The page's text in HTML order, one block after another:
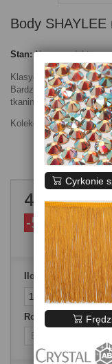
Body SHAYLEE
Stan: Nowy produkt
Klasyczne body uszyte z
Bardzo dobra bawełna z
tkaniny zapobiegającą
Kolekcja na szczupłe
40,00 zł
-50,00 zł
Ilość
Rozmiary ubrań
Cyrkonie